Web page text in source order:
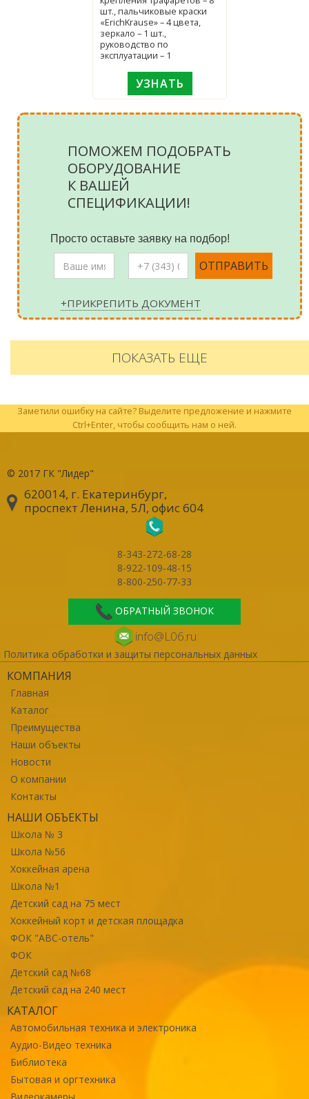
шт., пальчиковые краски
«ErichKrause» – 4 цвета,
зеркало – 1 шт.,
руководство по
эксплуатации – 1
УЗНАТЬ
ПОМОЖЕМ ПОДОБРАТЬ
ОБОРУДОВАНИЕ
К ВАШЕЙ
СПЕЦИФИКАЦИИ!
Просто оставьте заявку на подбор!
+ПРИКРЕПИТЬ ДОКУМЕНТ
ПОКАЗАТЬ ЕЩЕ
Заметили ошибку на сайте? Выделите предложение и нажмите
Ctrl+Enter, чтобы сообщить нам о ней.
© 2017 ГК "Лидер"
620014, г. Екатеринбург,
проспект Ленина, 5Л, офис 604
8-343-272-68-28
8-922-109-48-15
8-800-250-77-33
ОБРАТНЫЙ ЗВОНОК
info@L06.ru
Политика обработки и защиты персональных данных
КОМПАНИЯ
Главная
Каталог
Преимущества
Наши объекты
Новости
О компании
Контакты
НАШИ ОБЪЕКТЫ
Школа № 3
Школа №56
Хоккейная арена
Школа №1
Детский сад на 75 мест
Хоккейный корт и детская площадка
ФОК "ABC-отель"
ФОК
Детский сад №68
Детский сад на 240 мест
КАТАЛОГ
Автомобильная техника и электроника
Аудио-Видео техника
Библиотека
Бытовая и оргтехника